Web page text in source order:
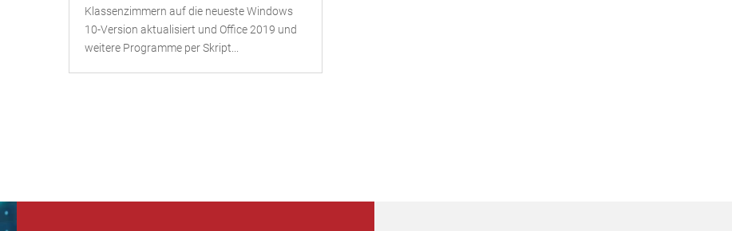
Klassenzimmern auf die neueste Windows
10-Version aktualisiert und Office 2019 und
weitere Programme per Skript...